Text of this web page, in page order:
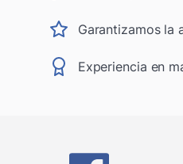
Garantizamos la
Experiencia en